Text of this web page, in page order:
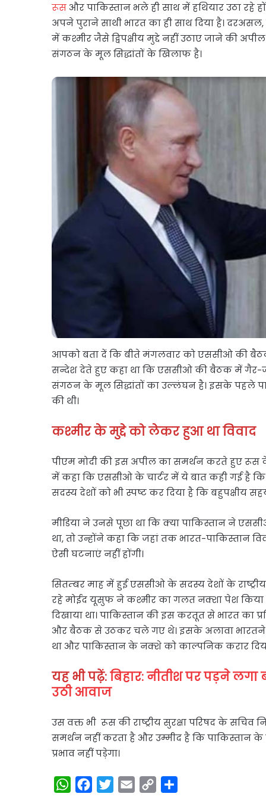
रूसऔर पाकिस्तान भले ही साथ में हथियार उठा रहे
अपने पुराने साथी भारत का ही साथ दिया है।
में कश्मीर जैसे द्विपक्षीय मुद्दे नहीं उठाए जाने की
संगठन के मूल सिद्धांतों के खिलाफ है।
आपको बता दें कि बीते मंगलवार को एससीओ की बैठक
सन्देश देते हुए कहा था कि एससीओ की बैठक में गैर-
संगठन के मूल सिद्धांतों का उल्लंघन है। इसके पहले
की थी।
कश्मीर के मुद्दे को लेकर हुआ था विवाद
पीएम मोदी की इस अपील का समर्थन करते हुए रूस
में कहा कि एससीओ के चार्टर में ये बात कही गई है कि
सदस्य देशों को भी स्पष्ट कर दिया है कि बहुपक्षीय
मीडिया ने उनसे पूछा था कि क्या पाकिस्तान ने
था, तो उन्होंने कहा कि जहां तक भारत-पाकिस्तान
ऐसी घटनाएं नहीं होंगी।
सितम्बर माह में हुई एससीओ के सदस्य देशों के
रहे मोईद यूसुफ ने कश्मीर का गलत नक्शा पेश किया
दिखाया था। पाकिस्तान की इस करतूत से भारत का
और बैठक से उठकर चले गए थे। इसके अलावा भारतने
था और पाकिस्तान के नक्शे को काल्पनिक करार
यह भी पढ़ें:बिहार: नीतीश पर पड़ने
उठी आवाज
उस वक्त भी रूस की राष्ट्रीय सुरक्षा परिषद के
समर्थन नहीं करता है और उम्मीद है कि पाकिस्तान
प्रभाव नहीं पड़ेगा।
W